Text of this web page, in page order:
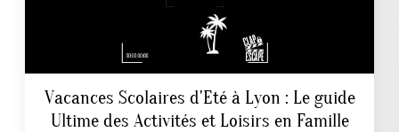
Vacances Scolaires d'Eté à Lyon : Le guide
Ultime des Activités et Loisirs en Famille